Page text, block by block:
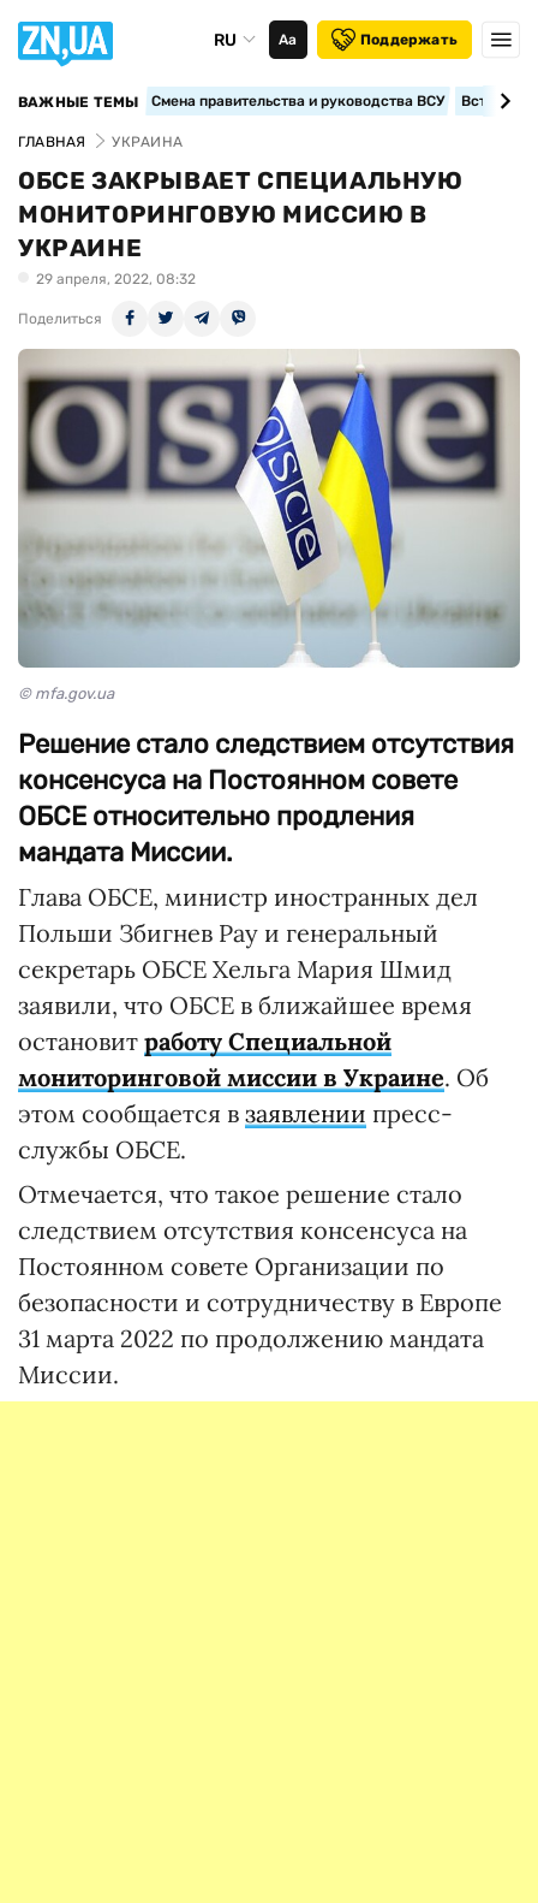
RU Аа Поддержать
ВАЖНЫЕ ТЕМЫ Смена правительства и руководства ВСУ
ГЛАВНАЯ УКРАИНА
ОБСЕ ЗАКРЫВАЕТ СПЕЦИАЛЬНУЮ
МОНИТОРИНГОВУЮ МИССИЮ В
УКРАИНЕ
29 апреля, 2022, 08:32
Поделиться
© mfa.gov.ua
Решение стало следствием отсутствия
консенсуса на Постоянном совете
ОБСЕ относительно продления
мандата Миссии.
Глава ОБСЕ, министр иностранных дел
Польши Збигнев Рау и генеральный
секретарь ОБСЕ Хельга Мария Шмид
заявили, что ОБСЕ в ближайшее время
остановит работу Специальной
мониторинговой миссии в Украине. Об
этом сообщается в заявлении пресс-
службы ОБСЕ.
Отмечается, что такое решение стало
следствием отсутствия консенсуса на
Постоянном совете Организации по
безопасности и сотрудничеству в Европе
31 марта 2022 по продолжению мандата
Миссии.